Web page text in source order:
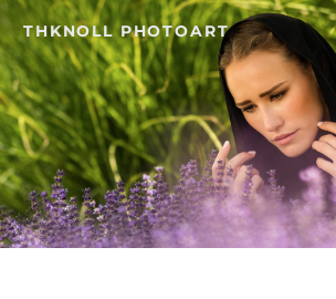
Skip
to
content
THKNOLL PHOTOART